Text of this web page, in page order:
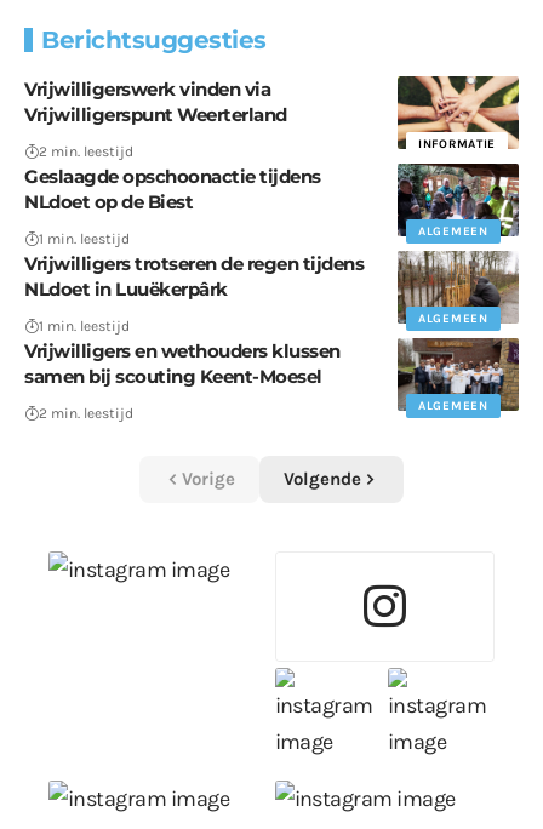
Berichtsuggesties
INFORMATIE
Vrijwilligerswerk vinden via
Vrijwilligerspunt Weerterland
2 min. leestijd
ALGEMEEN
Geslaagde opschoonactie tijdens
NLdoet op de Biest
1 min. leestijd
ALGEMEEN
Vrijwilligers trotseren de regen tijdens
NLdoet in Luuëkerpârk
1 min. leestijd
ALGEMEEN
Vrijwilligers en wethouders klussen
samen bij scouting Keent-Moesel
2 min. leestijd
Vorige Volgende